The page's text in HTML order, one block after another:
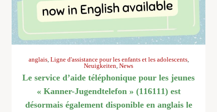
anglais, Ligne d'assistance pour les enfants et les adolescents,
Neuigkeiten, News
Le service d’aide téléphonique pour les jeunes
« Kanner-Jugendtelefon » (116111) est
désormais également disponible en anglais le